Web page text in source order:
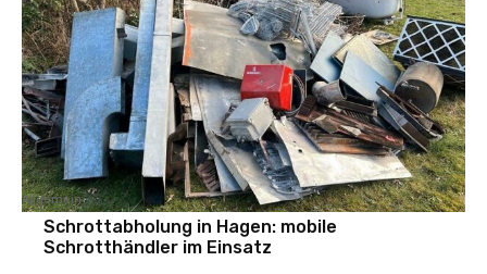
Allgemein
Schrottabholung in Hagen: mobile
Schrotthändler im Einsatz